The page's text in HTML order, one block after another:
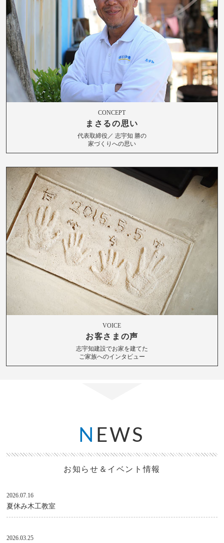
CONCEPT
まさるの思い
代表取締役／ 志宇知 勝の
家づくりへの思い
VOICE
お客さまの声
志宇知建設でお家を建てた
ご家族へのインタビュー
N EWS
お知らせ＆イベント情報
2026.07.16
夏休み木工教室
2026.03.25